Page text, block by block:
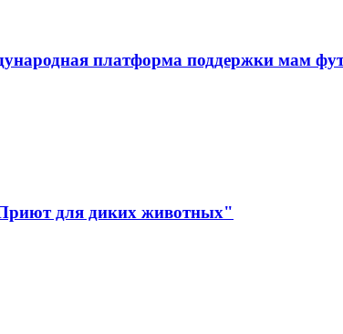
платформа поддержки мам
для диких животных"